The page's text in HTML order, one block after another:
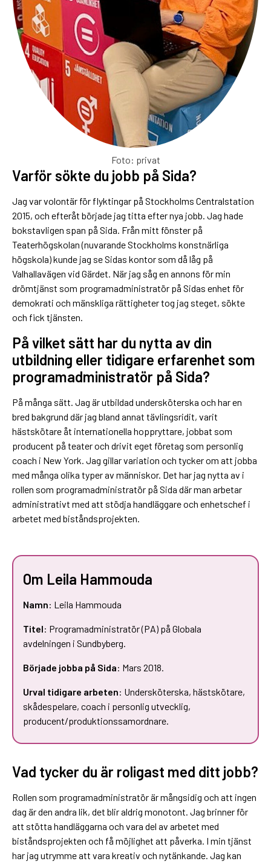
Foto: privat
Varför sökte du jobb på Sida?
Jag var volontär för flyktingar på Stockholms Centralstation
2015, och efteråt började jag titta efter nya jobb. Jag hade
bokstavligen span på Sida. Från mitt fönster på
Teaterhögskolan (nuvarande Stockholms konstnärliga
högskola) kunde jag se Sidas kontor som då låg på
Valhallavägen vid Gärdet. När jag såg en annons för min
drömtjänst som programadministratör på Sidas enhet för
demokrati och mänskliga rättigheter tog jag steget, sökte
och fick tjänsten.
På vilket sätt har du nytta av din
utbildning eller tidigare erfarenhet som
programadministratör på Sida?
På många sätt. Jag är utbildad undersköterska och har en
bred bakgrund där jag bland annat tävlingsridit, varit
hästskötare åt internationella hoppryttare, jobbat som
producent på teater och drivit eget företag som personlig
coach i New York. Jag gillar variation och tycker om att jobba
med många olika typer av människor. Det har jag nytta av i
rollen som programadministratör på Sida där man arbetar
administrativt med att stödja handläggare och enhetschef i
arbetet med biståndsprojekten.
Om Leila Hammouda
Namn: Leila Hammouda
Titel: Programadministratör (PA) på Globala
avdelningen i Sundbyberg.
Började jobba på Sida: Mars 2018.
Urval tidigare arbeten: Undersköterska, hästskötare,
skådespelare, coach i personlig utvecklig,
producent/produktionssamordnare.
Vad tycker du är roligast med ditt jobb?
Rollen som programadministratör är mångsidig och att ingen
dag är den andra lik, det blir aldrig monotont. Jag brinner för
att stötta handläggarna och vara del av arbetet med
biståndsprojekten och få möjlighet att påverka. I min tjänst
har jag utrymme att vara kreativ och nytänkande. Jag kan